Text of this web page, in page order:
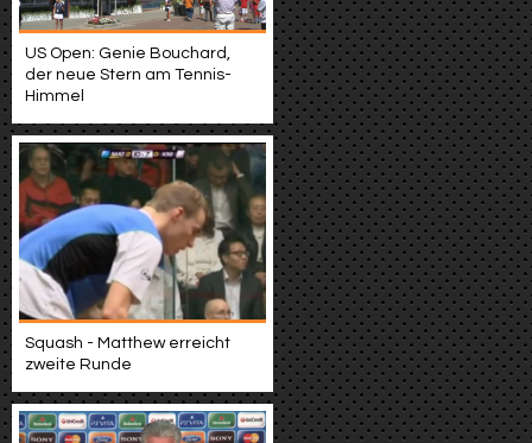
US Open: Genie Bouchard,
der neue Stern am Tennis-
Himmel
Squash - Matthew erreicht
zweite Runde